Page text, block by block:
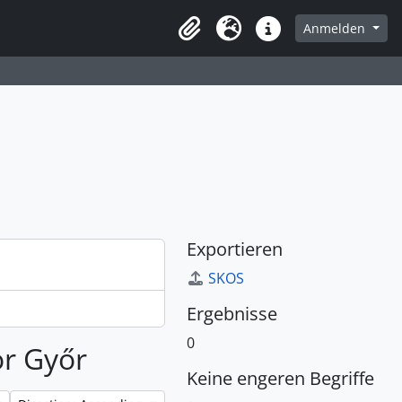
Zwischenablage
SpracheDirekter LinkAnmelden
Győr
Exportieren
SKOS
Ergebnisse
0
Keine engeren Begriffe